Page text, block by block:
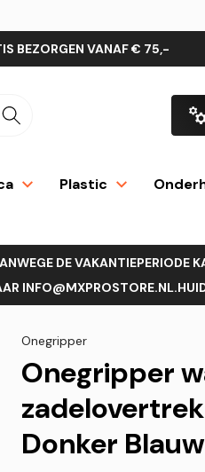
BEZORGEN VANAF € 75,-
Plastic
DE VAKANTIEPERIODE
Onegripper
Onegripper
Donker